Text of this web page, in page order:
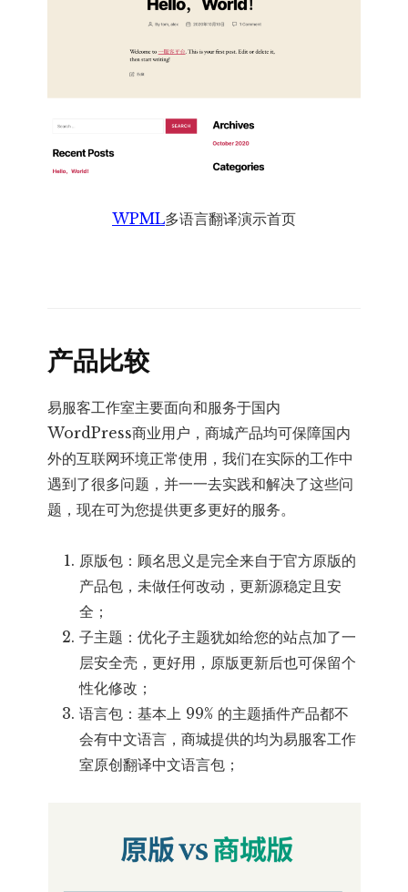
WPML多语言翻译演示首页
产品比较
易服客工作室主要面向和服务于国内
WordPress商业用户，商城产品均可保障国内
外的互联网环境正常使用，我们在实际的工作中
遇到了很多问题，并一一去实践和解决了这些问
题，现在可为您提供更多更好的服务。
原版包：顾名思义是完全来自于官方原版的
产品包，未做任何改动，更新源稳定且安
全；
子主题：优化子主题犹如给您的站点加了一
层安全壳，更好用，原版更新后也可保留个
性化修改；
语言包：基本上 99% 的主题插件产品都不
会有中文语言，商城提供的均为易服客工作
室原创翻译中文语言包；